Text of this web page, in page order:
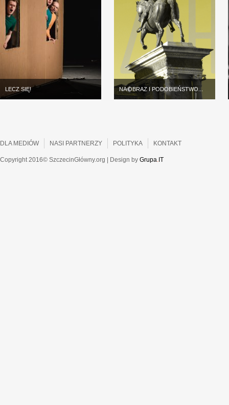
LECZ SIĘ! NA OBRAZ I PODOBIEŃSTWO...
DLA MEDIÓW NASI PARTNERZY POLITYKA KONTAKT
Copyright 2016© SzczecinGłówny.org | Design by Grupa. IT